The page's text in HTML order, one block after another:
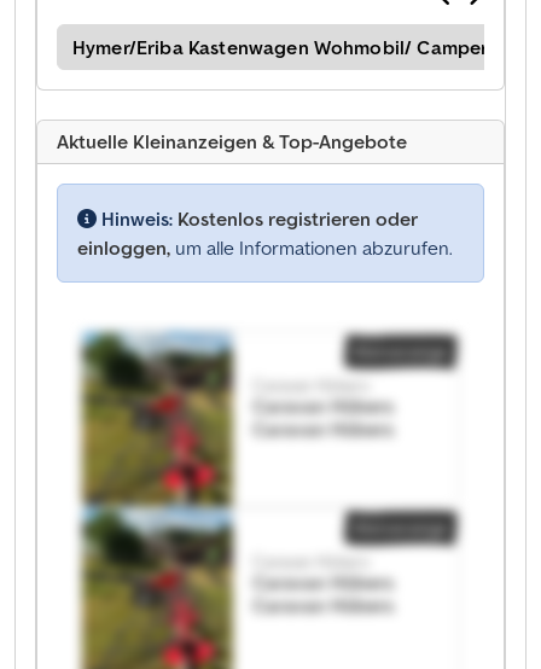
Hymer/Eriba Kastenwagen Wohmobil/ Camper
Aktuelle Kleinanzeigen & Top-Angebote
Hinweis: Kostenlos registrieren oder
einloggen, um alle Informationen abzurufen.
Caravan Hübers
Caravan Hübers
Caravan Hübers
Caravan Hübers